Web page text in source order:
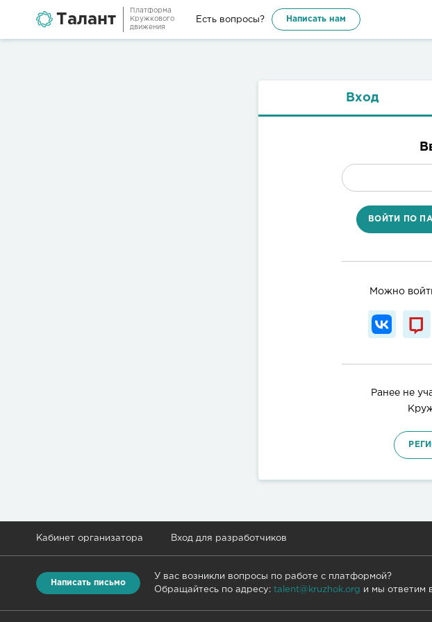
Талант
Платформа
Кружкового
движения
Есть вопросы? Написать нам
Вход
ВОЙТИ ПО
Можно
Ранее не
Кабинет организатора Вход для разработчиков
Написать письмо
У вас возникли вопросы по работе с платформой?
Обращайтесь по адресу: talent@kruzhok.org и мы ответим